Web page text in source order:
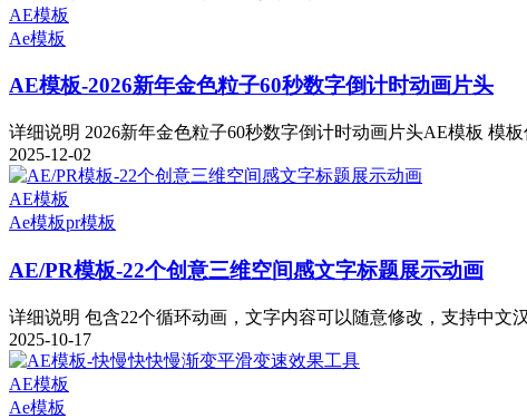
AE模板
Ae模板
AE模板-2026新年金色粒子60秒数字倒计时动画片头
详细说明 2026新年金色粒子60秒数字倒计时动画片头AE模板 模板
2025-12-02
AE模板
Ae模板pr模板
AE/PR模板-22个创意三维空间感文字标题展示动画
详细说明 包含22个循环动画，文字内容可以随意修改，支持中文
2025-10-17
AE模板
Ae模板